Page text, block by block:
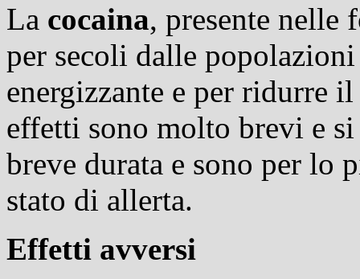
La cocaina, presente nelle
per secoli dalle popolazioni
energizzante e per ridurre
effetti sono molto brevi e
breve durata e sono per lo
stato di allerta.
Effetti avversi